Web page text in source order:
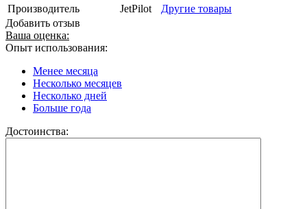
Производитель
JetPilot
Другие товары
Добавить отзыв
Ваша оценка:
Опыт использования:
Менее месяца
Несколько месяцев
Несколько дней
Больше года
Достоинства: